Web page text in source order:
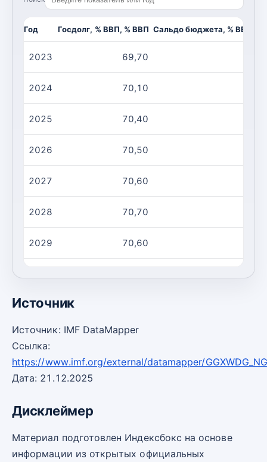
Год Госдолг, % ВВП, % ВВП Сальдо бюджета, % ВВП, %
2023 69,70
2024 70,10
2025 70,40
2026 70,50
2027 70,60
2028 70,70
2029 70,60
Источник
Источник: IMF DataMapper
Ссылка:
https://www.imf.org/external/datamapper/
Дата: 21.12.2025
Дисклеймер
Материал подготовлен Индексбокс на основе
информации из открытых официальных